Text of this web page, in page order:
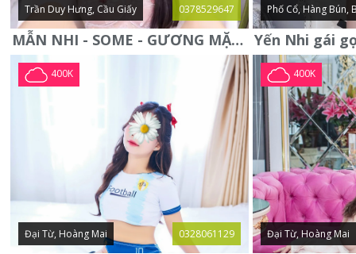
Trần Duy Hưng, Cầu Giấy 0378529647
MẪN NHI - SOME - GƯƠNG MẶT XINH XẮN -CỰC CHIỀU KHÁCH
Phố Cổ, Hàng Bún,
400K
Đại Từ, Hoàng Mai 0328061129
400K
Đại Từ, Hoàng Mai